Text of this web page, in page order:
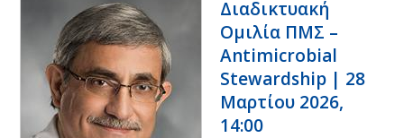
Διαδικτυακή
Ομιλία ΠΜΣ –
Antimicrobial
Stewardship | 28
Μαρτίου 2026,
14:00